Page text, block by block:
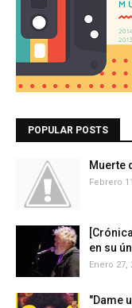
POPULAR POSTS
Muerte
Febrero
en su
Enero 27,
"Dame